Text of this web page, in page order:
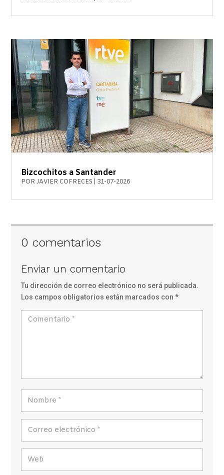
Bizcochitos a Santander
PORJAVIER COFRECES 31-07-2026
0 comentarios
Enviar un comentario
Tu dirección de correo electrónico no será publicada.
Los campos obligatorios están marcados con*